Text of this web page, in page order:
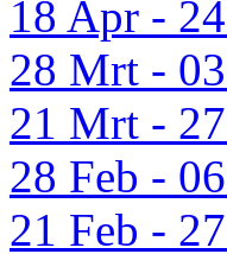
18 Apr -
28 Mrt -
21 Mrt -
28 Feb -
21 Feb -